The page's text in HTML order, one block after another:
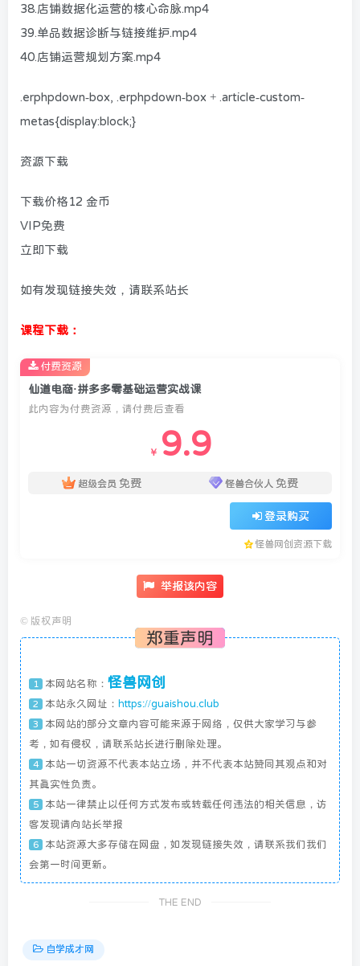
38.店铺数据化运营的核心命脉.mp4
39.单品数据诊断与链接维护.mp4
40.店铺运营规划方案.mp4
.erphpdown-box, .erphpdown-box + .article-custom-
metas{display:block;}
资源下载
下载价格 12 金币
VIP免费
立即下载
如有发现链接失效，请联系站长
课程下载：
仙道电商·拼多多零基础运营实战课
此内容为付费资源，请付费后查看
￥ 9.9
超级会员 免费 怪兽合伙人 免费
登录购买
怪兽网创资源下载
付费资源
举报该内容
© 版权声明
郑重声明
1 本网站名称： 怪兽网创
2 本站永久网址： https://guaishou.club
3
本网站的部分文章内容可能来源于网络，仅供大家学习与参
考，如有侵权，请联系站长进行删除处理。
4
本站一切资源不代表本站立场，并不代表本站赞同其观点和对
其真实性负责。
5
本站一律禁止以任何方式发布或转载任何违法的相关信息，访
客发现请向站长举报
6
本站资源大多存储在网盘，如发现链接失效，请联系我们我们
会第一时间更新。
THE END
自学成才网